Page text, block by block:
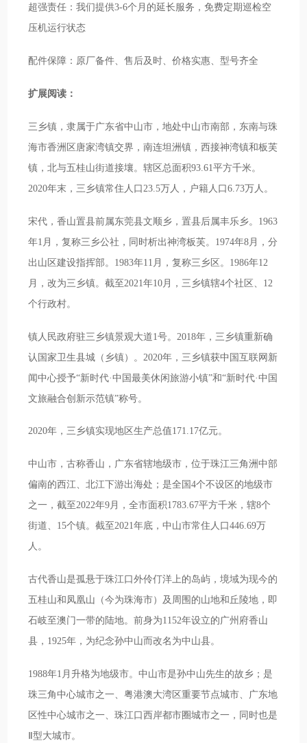
超强责任：我们提供3-6个月的延长服务，免费定期巡检空
压机运行状态
配件保障：原厂备件、售后及时、价格实惠、型号齐全
扩展阅读：
三乡镇，隶属于广东省中山市，地处中山市南部，东南与珠
海市香洲区唐家湾镇交界，南连坦洲镇，西接神湾镇和板芙
镇，北与五桂山街道接壤。辖区总面积93.61平方千米。
2020年末，三乡镇常住人口23.5万人，户籍人口6.73万人。
宋代，香山置县前属东莞县文顺乡，置县后属丰乐乡。1963
年1月，复称三乡公社，同时析出神湾板芙。1974年8月，分
出山区建设指挥部。1983年11月，复称三乡区。1986年12
月，改为三乡镇。截至2021年10月，三乡镇辖4个社区、12
个行政村。
镇人民政府驻三乡镇景观大道1号。2018年，三乡镇重新确
认国家卫生县城（乡镇）。2020年，三乡镇获中国互联网新
闻中心授予“新时代·中国最美休闲旅游小镇”和“新时代·中国
文旅融合创新示范镇”称号。
2020年，三乡镇实现地区生产总值171.17亿元。
中山市，古称香山，广东省辖地级市，位于珠江三角洲中部
偏南的西江、北江下游出海处；是全国4个不设区的地级市
之一，截至2022年9月，全市面积1783.67平方千米，辖8个
街道、15个镇。截至2021年底，中山市常住人口446.69万
人。
古代香山是孤悬于珠江口外伶仃洋上的岛屿，境域为现今的
五桂山和凤凰山（今为珠海市）及周围的山地和丘陵地，即
石岐至澳门一带的陆地。前身为1152年设立的广州府香山
县，1925年，为纪念孙中山而改名为中山县。
1988年1月升格为地级市。中山市是孙中山先生的故乡；是
珠三角中心城市之一、粤港澳大湾区重要节点城市、广东地
区性中心城市之一、珠江口西岸都市圈城市之一，同时也是
Ⅱ型大城市。